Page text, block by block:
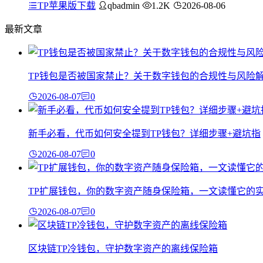
TP苹果版下载 qbadmin 1.2K 2026-08-06
最新文章
TP钱包是否被国家禁止？关于数字钱包的合规性与风险
2026-08-07 0
新手必看，代币如何安全提到TP钱包？详细步骤+避坑指
2026-08-07 0
TP扩展钱包，你的数字资产随身保险箱，一文读懂它的
2026-08-07 0
区块链TP冷钱包，守护数字资产的离线保险箱